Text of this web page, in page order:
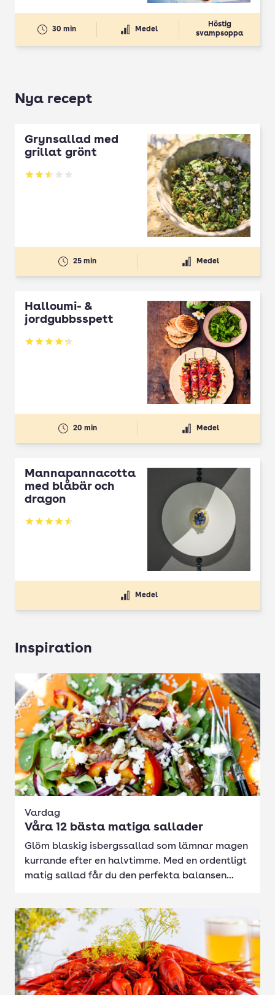
30 min Medel
Höstig
svampsoppa
Nya recept
Grynsallad med
grillat grönt
Betyg: 2.5 av 5
25 min Medel
Halloumi- &
jordgubbsspett
Betyg: 4.3 av 5
20 min Medel
Mannapannacotta
med blåbär och
dragon
Betyg: 4.5 av 5
Medel
Inspiration
Vardag
Våra 12 bästa matiga sallader
Glöm blaskig isbergssallad som lämnar magen
kurrande efter en halvtimme. Med en ordentligt
matig sallad får du den perfekta balansen...